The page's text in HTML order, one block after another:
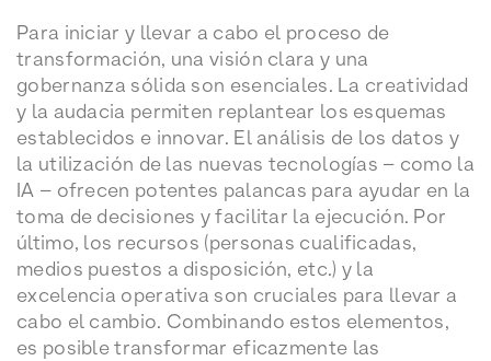
Para iniciar y llevar a cabo el proceso de
transformación, una visión clara y una
gobernanza sólida son esenciales. La creatividad
y la audacia permiten replantear los esquemas
establecidos e innovar. El análisis de los datos y
la utilización de las nuevas tecnologías – como la
IA – ofrecen potentes palancas para ayudar en la
toma de decisiones y facilitar la ejecución. Por
último, los recursos (personas cualificadas,
medios puestos a disposición, etc.) y la
excelencia operativa son cruciales para llevar a
cabo el cambio. Combinando estos elementos,
es posible transformar eficazmente las